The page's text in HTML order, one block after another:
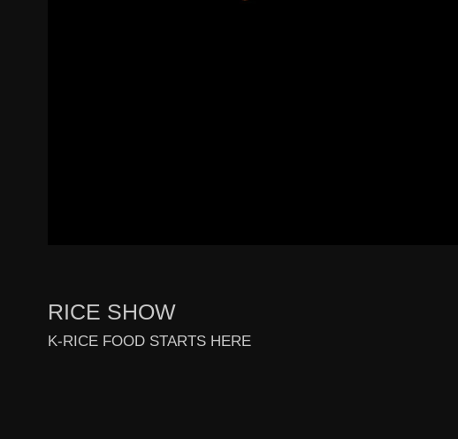
RICE SHOW
K-RICE FOOD STARTS HERE